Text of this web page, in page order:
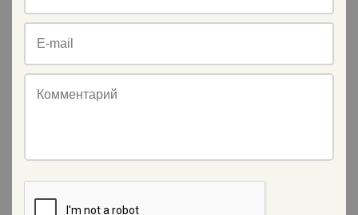
E-mail
Комментарий